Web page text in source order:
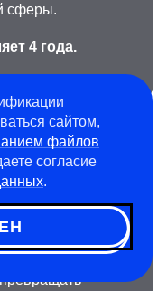
сферы.
4 года.
и
сайтом,
файлов
согласие
.